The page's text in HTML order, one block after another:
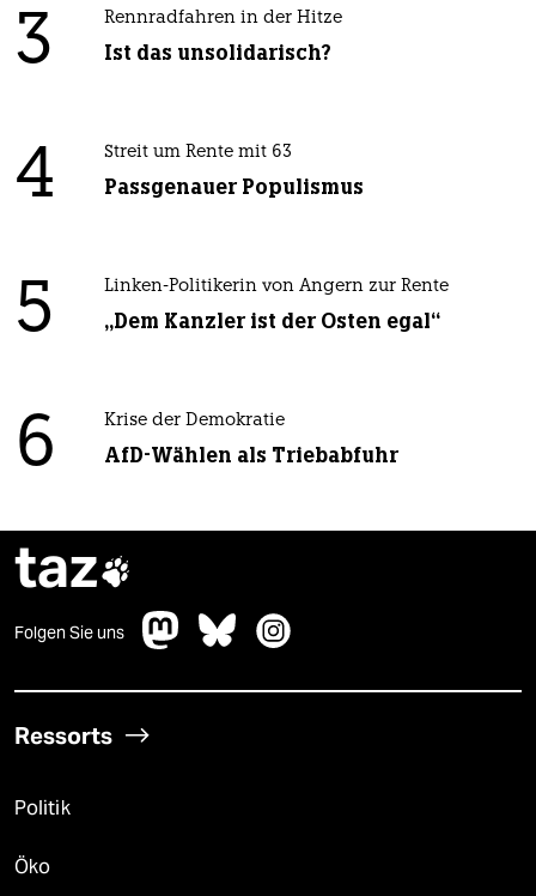
3 Rennradfahren in der Hitze
Ist das unsolidarisch?
4 Streit um Rente mit 63
Passgenauer Populismus
5 Linken-Politikerin von Angern zur Rente
„Dem Kanzler ist der Osten egal“
6 Krise der Demokratie
AfD-Wählen als Triebabfuhr
taz
Folgen Sie uns
Ressorts
Politik
Öko